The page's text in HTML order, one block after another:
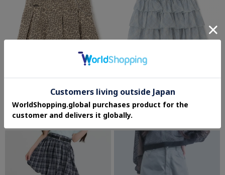
チェーンつきプリーツスカート
¥4,989
シフォンティアードスカート
¥4,389